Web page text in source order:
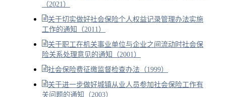
（2021）
关于切实做好社会保险个人权益记录管理办法实施
工作的通知（2011）
关于职工在机关事业单位与企业之间流动时社会保
险关系处理意见的通知（2001）
社会保险费征缴监督检查办法（1999）
关于进一步做好城镇从业人员参加社会保险工作有
关问题的通知（2003）